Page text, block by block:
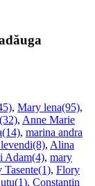
, Mary lena(95),
, Anne Marie
, marina andra
, Alina
Adam(4), mary
Tasente(1), Flory
, Constantin